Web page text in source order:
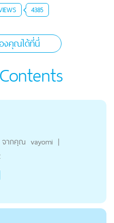
4385
งคุณได้ที่นี่
จากคุณ vayomi |